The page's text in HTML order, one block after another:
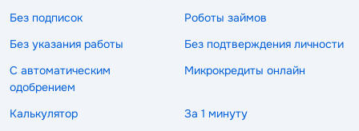
Без подписок
Роботы займов
Без указания работы
Без подтверждения личности
С автоматическим
одобрением
Микрокредиты онлайн
Калькулятор
За 1 минуту